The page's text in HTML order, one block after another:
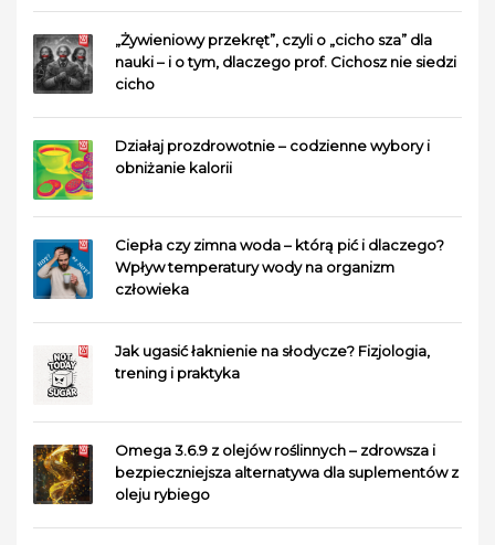
„Żywieniowy przekręt”, czyli o „cicho sza” dla
nauki – i o tym, dlaczego prof. Cichosz nie siedzi
cicho
Działaj prozdrowotnie – codzienne wybory i
obniżanie kalorii
Ciepła czy zimna woda – którą pić i dlaczego?
Wpływ temperatury wody na organizm
człowieka
Jak ugasić łaknienie na słodycze? Fizjologia,
trening i praktyka
Omega 3.6.9 z olejów roślinnych – zdrowsza i
bezpieczniejsza alternatywa dla suplementów z
oleju rybiego